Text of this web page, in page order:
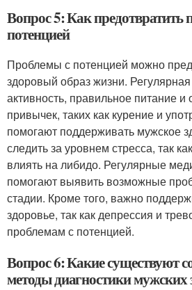
Вопрос 5: Как предотвратить
потенцией
Проблемы с потенцией можно
здоровый образ жизни.
активность, правильное питание и
привычек, таких как курение и
помогают поддерживать мужское
следить за уровнем стресса, так
влиять на либидо. Регулярные
помогают выявить возможные
стадии. Кроме того, важно
здоровье, так как депрессия и
проблемам с потенцией.
Вопрос 6: Какие существуют
методы диагностики мужских